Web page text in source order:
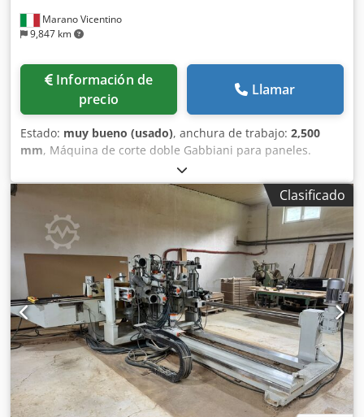
Marano Vicentino
9,847 km
Información de
precio
Llamar
Estado: muy bueno (usado), anchura de trabajo: 2,500
mm, Máquina de corte doble Gabbiani para paneles.
Credpfx Ajzfvufjm Eef 3+3 grupos de corte. Ancho máximo
de trabajo: 2500 mm. Revisada y en funcionamiento.
Clasificado